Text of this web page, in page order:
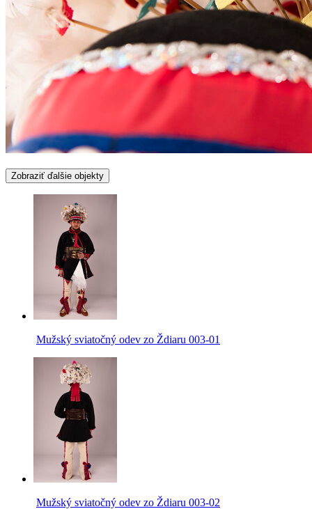
Zobraziť ďalšie objekty
Mužský sviatočný odev zo Ždiaru 003-01
Mužský sviatočný odev zo Ždiaru 003-02